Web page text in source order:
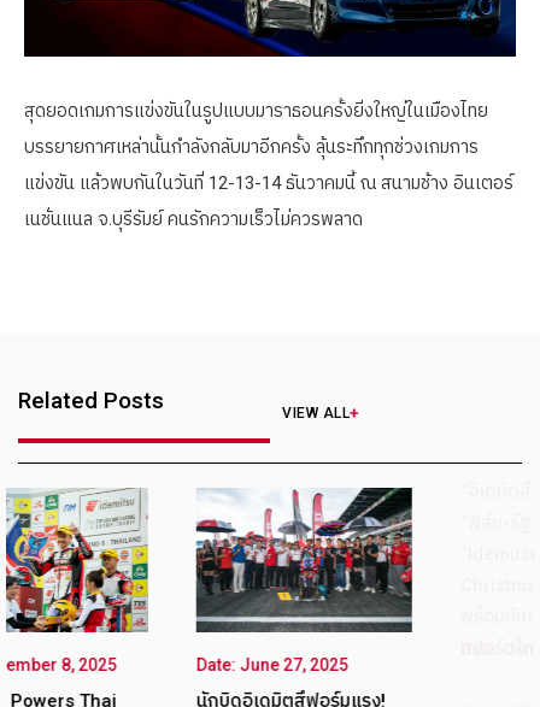
สุดยอดเกมการแข่งขันในรูปแบบมาราธอนครั้งยิ่งใหญ่ในเมืองไทย
บรรยายกาศเหล่านั้นกำลังกลับมาอีกครั้ง ลุ้นระทึกทุกช่วงเกมการ
แข่งขัน แล้วพบกันในวันที่ 12-13-14 ธันวาคมนี้ ณ สนามช้าง อินเตอร์
เนชั่นแนล จ.บุรีรัมย์ คนรักความเร็วไม่ควรพลาด
Related Posts VIEW ALL
Date: June 27, 2025
นักบิดอิเดมิตสึฟอร์มแรง!
Date: June 12, 2025
“อิเดมิตสึ” หนุนทีมแข่ง
“ฟิล์ม-รัฐภาคย์” ในนาม
“Idemitsu Honda Team
Christmas” มั่นใจศักยภา